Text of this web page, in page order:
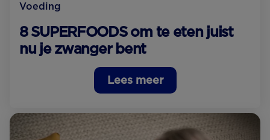
Voeding
8 SUPERFOODS om te eten juist
nu je zwanger bent
Lees meer